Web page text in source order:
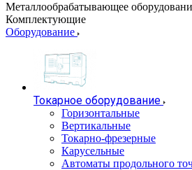
Металлообрабатывающее
Комплектующие
Оборудование
Токарное оборудование
Горизонтальные
Вертикальные
Токарно-фрезерные
Карусельные
Автоматы продольного